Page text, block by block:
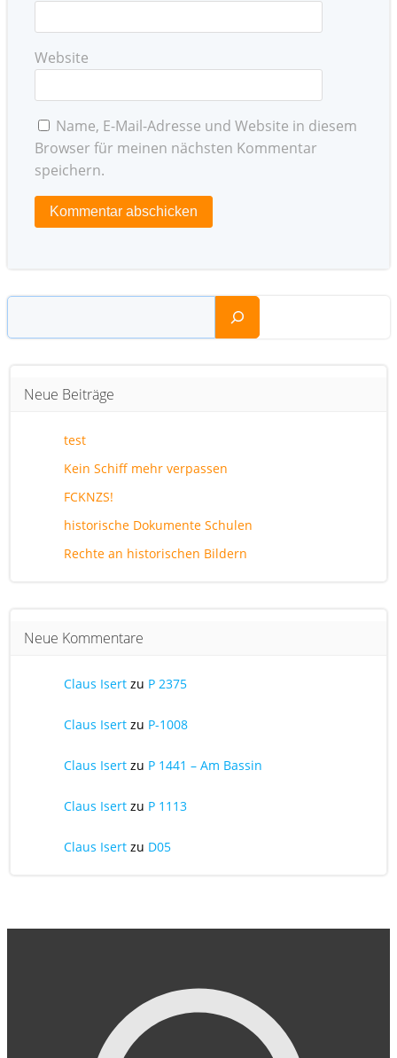
Website
Name, E-Mail-Adresse und Website in diesem
Browser für meinen nächsten Kommentar
speichern.
Suchen
Neue Beiträge
test
Kein Schiff mehr verpassen
FCKNZS!
historische Dokumente Schulen
Rechte an historischen Bildern
Neue Kommentare
Claus Isert zu P 2375
Claus Isert zu P-1008
Claus Isert zu P 1441 – Am Bassin
Claus Isert zu P 1113
Claus Isert zu D05